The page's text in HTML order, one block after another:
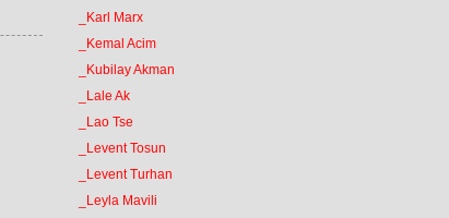
_Karl Marx
_Kemal Acim
_Kubilay Akman
_Lale Ak
_Lao Tse
_Levent Tosun
_Levent Turhan
_Leyla Mavili